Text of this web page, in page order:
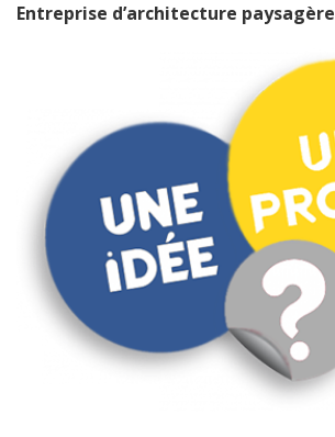
Entreprise d’architecture paysagère